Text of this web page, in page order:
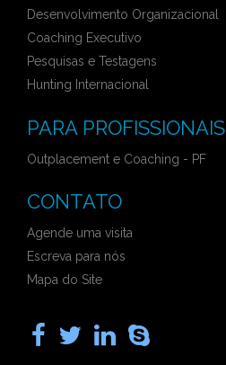
Desenvolvimento Organizacional
Coaching Executivo
Pesquisas e Testagens
Hunting Internacional
PARA PROFISSIONAIS
Outplacement e Coaching - PF
CONTATO
Agende uma visita
Escreva para nós
Mapa do Site